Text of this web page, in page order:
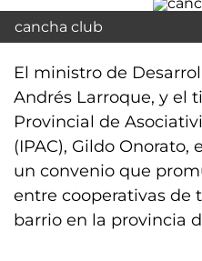
cancha club
El ministro de
Andrés Larroque, y el
Provincial de
(IPAC), Gildo
un convenio que
entre cooperativas de
barrio en la provincia